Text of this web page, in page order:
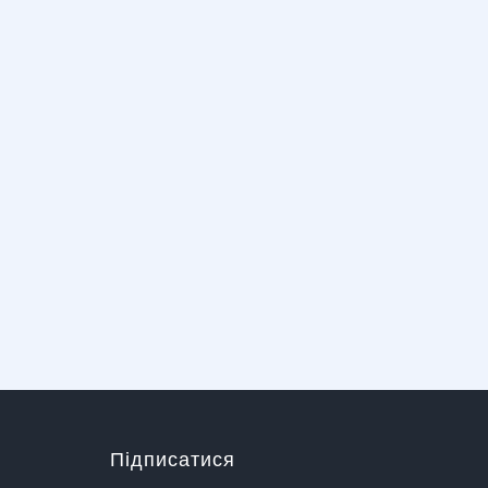
Підписатися